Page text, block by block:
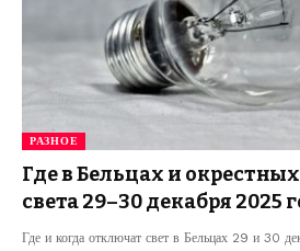
РАЗНОЕ
Где в Бельцах и
света 29–30 декабря 2025
Где и когда отключат свет в Бельцах 29 и 30